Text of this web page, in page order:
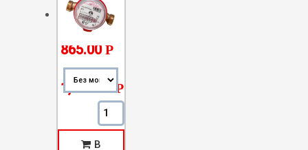
865.00Р
–
1,050.00Р
В